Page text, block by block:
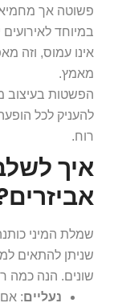
פשוטה אך
במיוחד לאירועים
אינו עמוס, וזה
מאמץ.
הפשטות בעיצוב
להעניק לכל
רוח.
איך
שניתן להתאים
שונים. הנה כמה
נעליים: אם